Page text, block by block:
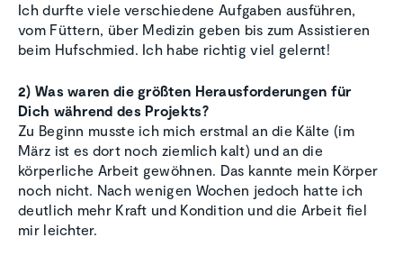
Ich durfte viele verschiedene Aufgaben ausführen,
vom Füttern, über Medizin geben bis zum Assistieren
beim Hufschmied. Ich habe richtig viel gelernt!
2) Was waren die größten Herausforderungen für
Dich während des Projekts?
Zu Beginn musste ich mich erstmal an die Kälte (im
März ist es dort noch ziemlich kalt) und an die
körperliche Arbeit gewöhnen. Das kannte mein Körper
noch nicht. Nach wenigen Wochen jedoch hatte ich
deutlich mehr Kraft und Kondition und die Arbeit fiel
mir leichter.